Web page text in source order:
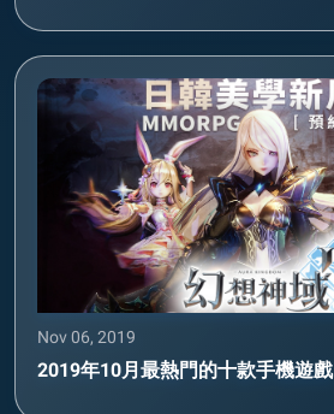
Nov 06, 2019
2019年10月最熱門的十款手機遊戲